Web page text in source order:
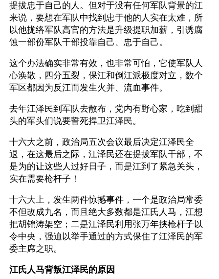
提拔忠于自己的人。但对于没有任何军队背景的江
来说，要想在军队中找到忠于他的人实在太难，所
以他拢络军队高官的方法是升级提职加薪，引诱腐
蚀一部份军队干部投靠自己、忠于自己。
这个办法确实非常有效，也非常可怕，它使军队人
心涣散，四分五裂，保江和倒江派极度对立，数个
军区都因为反江而发生火并、流血事件。
去年江泽民到军队去散布，党内有野心家，吃到甜
头的军头们说要誓死捍卫江泽民。
十六大之前，政治局五次会议最后决定江泽民全
退，在这最后之际，江泽民还在提拔军队干部，不
是为的让这些人过好日子，而是江到了紧急关头，
实在需要枪杆子！
十六大上，发生两件惊撼事件，一个是政治局常委
不但改成九名，而且绝大多数都是江氏人马，江想
把胡锦涛架空；二是江泽民利用张万年挟枪杆子以
令中央，强迫以举手通过的方式保住了江泽民的军
委主席之职。
江氏人马背叛江泽民的原因